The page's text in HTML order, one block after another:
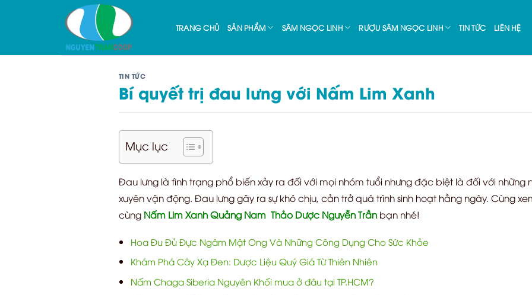
TRANG CHỦ SẢN PHẨM SÂM NGỌC LINH RƯỢU SÂM NGỌC LINH TIN TỨC LIÊN HỆ
TIN TỨC
Bí quyết trị đau lưng với Nấm Lim Xanh
Mục lục
Đau lưng là tình trạng phổ biến xảy ra đối với mọi nhóm tuổi nhưng đặc biệt là đối với những
xuyên vận động. Đau lưng gây ra sự khó chịu, cản trở quá trình sinh hoạt hằng ngày. Cùng
cùng Nấm Lim Xanh Quảng Nam Thảo Dược Nguyễn Trần bạn nhé!
Hoa Đu Đủ Đực Ngâm Mật Ong Và Những Công Dụng Cho Sức Khỏe
Khám Phá Cây Xạ Đen: Dược Liệu Quý Giá Từ Thiên Nhiên
Nấm Chaga Siberia Nguyên Khối mua ở đâu tại TP.HCM?